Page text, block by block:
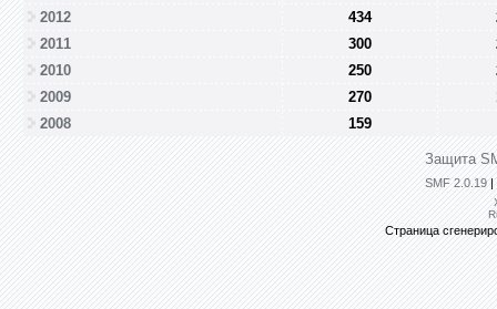
2012
434
2011
300
2010
250
2009
270
2008
159
Защита
SMF 2.0.19 |
Страница